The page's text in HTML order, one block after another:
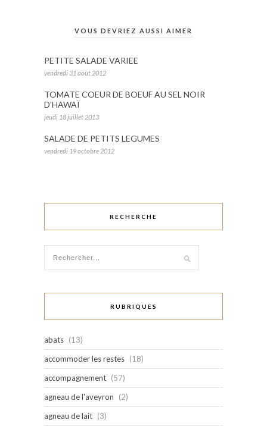
VOUS DEVRIEZ AUSSI AIMER
PETITE SALADE VARIEE
vendredi 31 août 2012
TOMATE COEUR DE BOEUF AU SEL NOIR
D’HAWAÏ
jeudi 18 juillet 2013
SALADE DE PETITS LEGUMES
vendredi 19 octobre 2012
RECHERCHE
RUBRIQUES
abats (13)
accommoder les restes (18)
accompagnement (57)
agneau de l'aveyron
(2)
agneau de lait (3)